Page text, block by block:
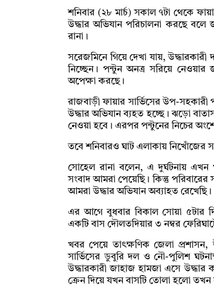
শনিবার (২৮ মার্চ) সকাল ৭টা থেকে
উদ্ধার অভিযান পরিচালনা করছে বলে
রানা।
সরেজমিনে গিয়ে দেখা যায়,
নিচ্ছেন। পন্টুন অনত্র সরিয়ে নেওয়ার
অপেক্ষা করছে।
রাজবাড়ী ফায়ার সার্ভিসের উপ-
উদ্ধার অভিযান ব্যহত হচ্ছে। ঝড়ো
নেওয়া হবে। এরপর পন্টুনের নিচের
তবে শনিবারও ঘাট এলাকায় নিখোঁজের
সোহেল রানা বলেন, এ দুর্ঘটনায়
সংবাদ আমরা পেয়েছি। কিন্তু পরিবারের
আমরা উদ্ধার অভিযান অব্যাহত রেখেছি।
এর আগে বুধবার বিকাল সোয়া ৫টার
একটি বাস দৌলতদিয়ার ৩ নম্বর
খবর পেয়ে তাৎক্ষণিক জেলা প্রশাসন,
সার্ভিসের ডুবুরি দল ও নৌ-পুলিশ
উদ্ধারকারী জাহাজ হামজা এসে
ক্রেন দিয়ে যখন বাসটি তোলা হলো তখন